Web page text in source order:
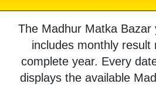
The Madhur Matka Bazar
includes monthly result
complete year. Every
displays the available